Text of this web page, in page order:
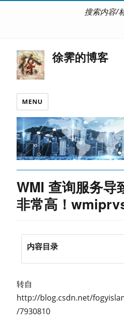
搜索内容/
徐霁的博客
MENU
WMI 查询服务导
非常高！
内容目录
转自
http://blog.csdn.net/
/7930810